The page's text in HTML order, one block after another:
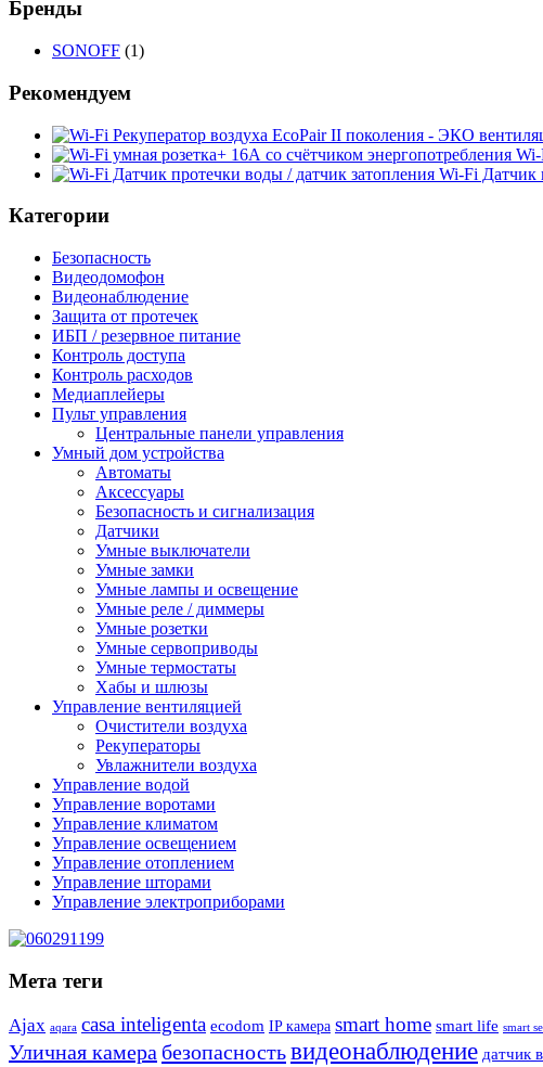
Бренды
SONOFF (1)
Рекомендуем
Wi-
Wi-Fi Датчик
Категории
Безопасность
Видеодомофон
Видеонаблюдение
Защита от протечек
ИБП / резервное питание
Контроль доступа
Контроль расходов
Медиаплейеры
Пульт управления
Центральные панели управления
Умный дом устройства
Автоматы
Аксессуары
Безопасность и сигнализация
Датчики
Умные выключатели
Умные замки
Умные лампы и освещение
Умные реле / диммеры
Умные розетки
Умные сервоприводы
Умные термостаты
Хабы и шлюзы
Управление вентиляцией
Очистители воздуха
Рекуператоры
Увлажнители воздуха
Управление водой
Управление воротами
Управление климатом
Управление освещением
Управление отоплением
Управление шторами
Управление электроприборами
Мета теги
Ajax aqara casa inteligenta ecodom IP камера smart home smart life smart
Уличная камера безопасностьвидеонаблюдение датчик